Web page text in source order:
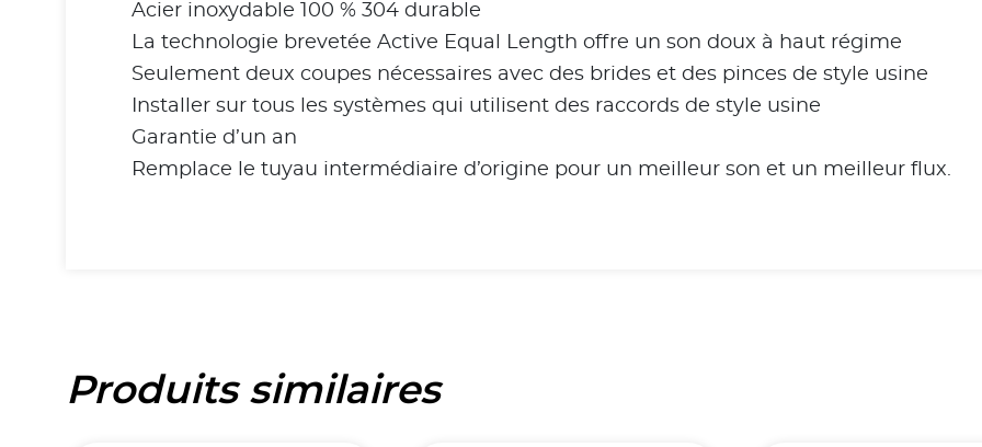
Acier inoxydable 100 % 304 durable
La technologie brevetée Active Equal Length offre un son doux à haut régime
Seulement deux coupes nécessaires avec des brides et des pinces de style usine
Installer sur tous les systèmes qui utilisent des raccords de style usine
Garantie d’un an
Remplace le tuyau intermédiaire d’origine pour un meilleur son et un meilleur flux.
Produits similaires